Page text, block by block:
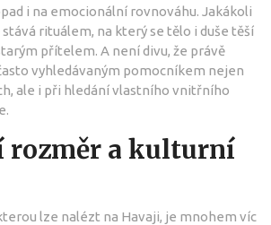
i na emocionální rovnováhu. Jakákoli
rituálem, na který se tělo i duše těší
přítelem. A není divu, že právě
vyhledávaným pomocníkem nejen
ale i při hledání vlastního vnitřního
rozměr a kulturní
lze nalézt na Havaji, je mnohem víc